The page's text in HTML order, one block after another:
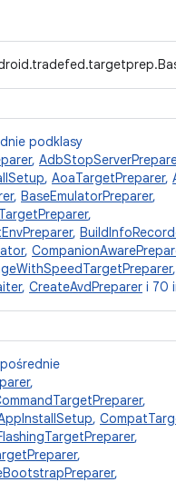
podklasy
,
, AoaTargetPreparer,
, BaseEmulatorPreparer,
,
,
,
,
, CreateAvdPreparer i 70
,
,
,
,
,
,